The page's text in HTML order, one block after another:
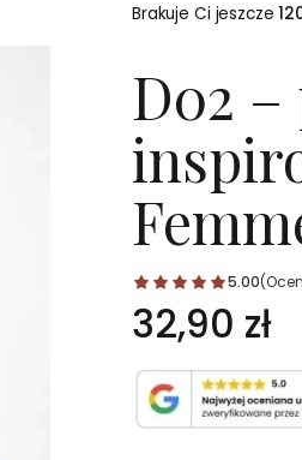
Brakuje Ci jeszcze
D02
5.00
Cena
32,90 zł